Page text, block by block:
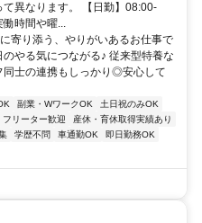
異なります。 【日勤】08:00-
時間や曜...
に寄り添う、やりがいあるお仕事で
やる気につながる♪ 従来型特養な
同士の連携もしっかり◎安心して
副業・WワークOK
土日祝のみOK
フリーター歓迎
産休・育休取得実績あり
学歴不問 車通勤OK
即日勤務OK